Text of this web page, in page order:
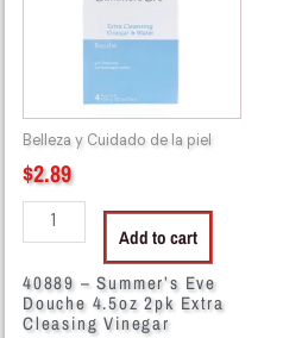
Belleza y Cuidado de la piel
$2.89
Cleasing
Vinegar
quantity
Add to cart
40889 – Summer’s Eve
Douche 4.5oz 2pk Extra
Cleasing Vinegar